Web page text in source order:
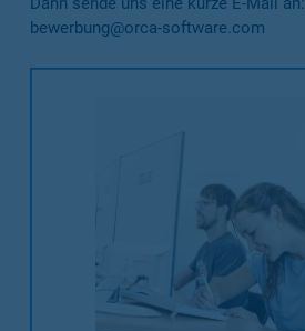
bewerbung@orca-software.com